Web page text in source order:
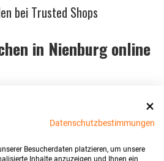
bei Trusted Shops
in Nienburg online
erfordert dies einen
der Zulassungsstelle. Dies ist
Aufwand
Datenschutzbestimmungen
Besucherdaten platzieren, um unsere
Inhalte anzuzeigen und Ihnen ein